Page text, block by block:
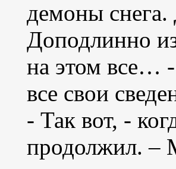
демоны
Доподлинно
на этом все… -
все свои
- Так вот, -
продолжил. –